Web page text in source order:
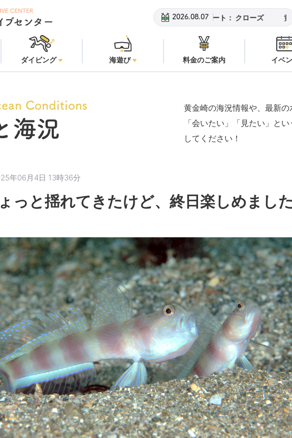
2026.08.07
黄金崎ビーチ： 安良里ボート：クローズ 黄金崎ビーチ： 潜
ダイビング 海遊び 料金のご案内 イベ
Conditions
海況
黄金崎の海況情報や、最新
「会いたい」「見たい」と
してください！
年06月4日 13時36分
っと揺れてきたけど、終日楽しめまし